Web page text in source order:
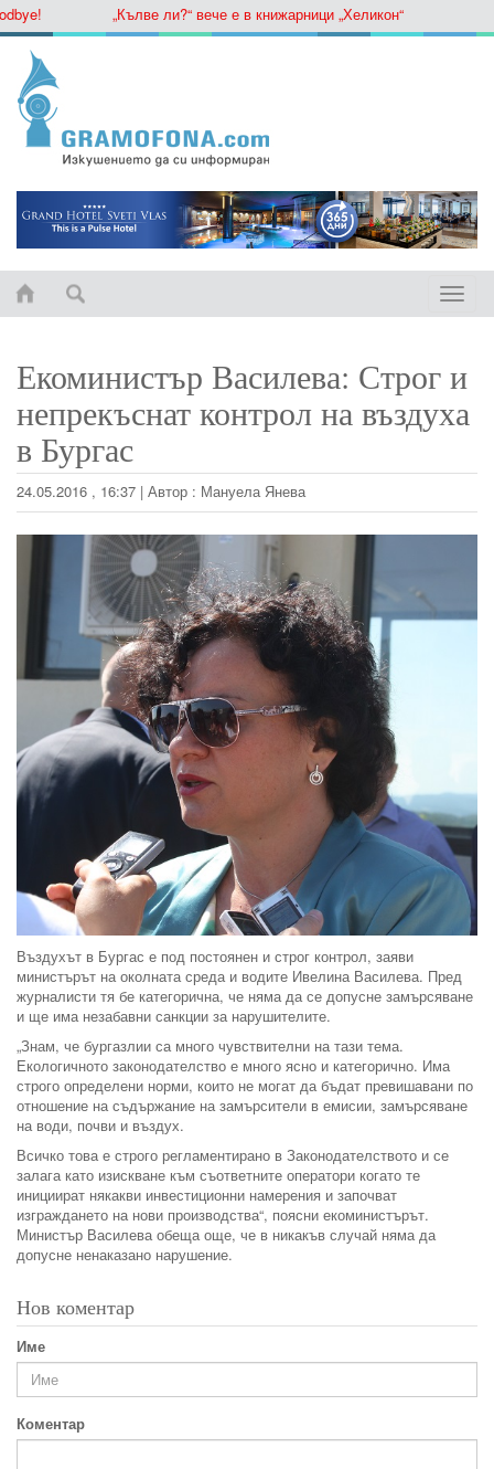
„Кълве ли?“ вече е в книжарници „Хеликон“
Toggle
Екоминистър Василева: Строг и
непрекъснат контрол на въздуха
в Бургас
24.05.2016 , 16:37 | Автор : Мануела Янева
Въздухът в Бургас е под постоянен и строг контрол, заяви
министърът на околната среда и водите Ивелина Василева. Пред
журналисти тя бе категорична, че няма да се допусне замърсяване
и ще има незабавни санкции за нарушителите.
„Знам, че бургазлии са много чувствителни на тази тема.
Екологичното законодателство е много ясно и категорично. Има
строго определени норми, които не могат да бъдат превишавани по
отношение на съдържание на замърсители в емисии, замърсяване
на води, почви и въздух.
Всичко това е строго регламентирано в Законодателството и се
залага като изискване към съответните оператори когато те
инициират някакви инвестиционни намерения и започват
изграждането на нови производства“, поясни екоминистърът.
Министър Василева обеща още, че в никакъв случай няма да
допусне ненаказано нарушение.
Нов коментар
Име
Коментар